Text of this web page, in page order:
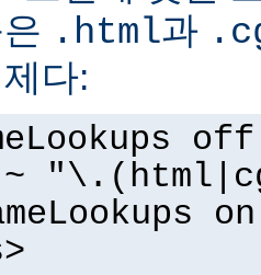
.html과
다:
off
on